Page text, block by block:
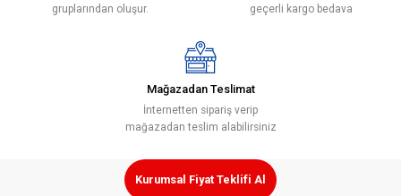
gruplarından oluşur.
geçerli kargo bedava
Mağazadan Teslimat
İnternetten sipariş verip
mağazadan teslim alabilirsiniz
Kurumsal Fiyat Teklifi Al